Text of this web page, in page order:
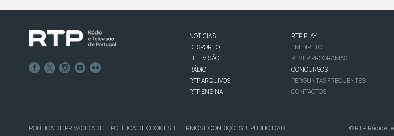
NOTÍCIAS
DESPORTO
TELEVISÃO
RÁDIO
RTP ARQUIVOS
RTP ENSINA
RTP PLAY
EM DIRETO
REVER PROGRAMAS
CONCURSOS
PERGUNTAS FREQUENTES
CONTACTOS
POLÍTICA DE PRIVACIDADE | POLÍTICA DE COOKIES | TERMOS E CONDIÇÕES | PUBLICIDADE © RTP, Rádio e